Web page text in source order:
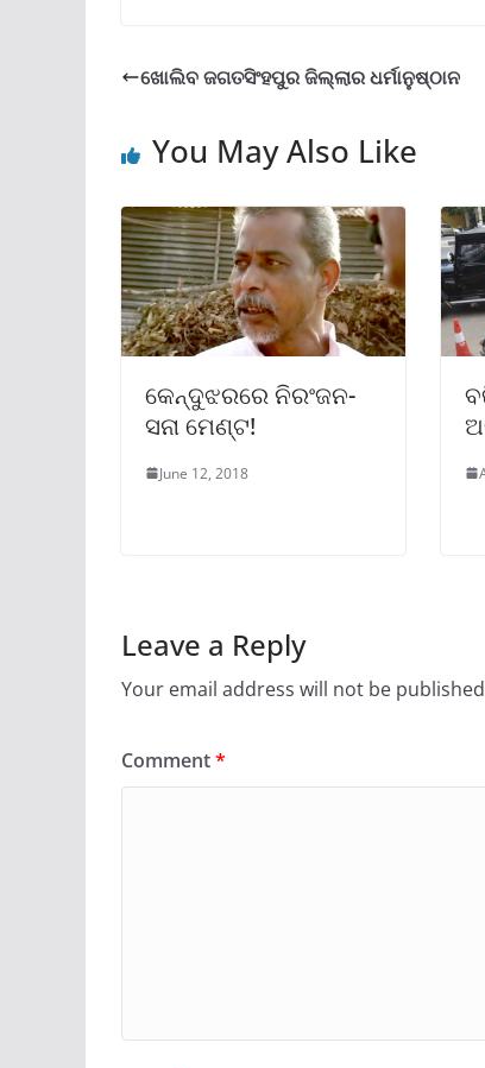
ଖୋଲିବ ଜଗତସିଂହପୁର ଜିଲ୍ଲାର ଧର୍ମାନୁଷ୍ଠାନ
You May Also Like
କେନ୍ଦୁଝରରେ ନିରଂଜନ-
ସନା ମେଣ୍ଟ!
June 12, 2018
Leave a Reply
Your email address will not be
Comment*